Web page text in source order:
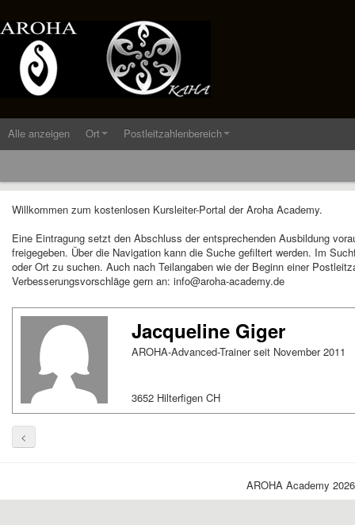
Alle anzeigen Ort Postleitzahlenbereich
Willkommen zum kostenlosen Kursleiter-Portal der Aroha Academy.
Eine Eintragung setzt den Abschluss der entsprechenden Ausbildung
freigegeben. Über die Navigation kann die Suche gefiltert werden. Im
oder Ort zu suchen. Auch nach Teilangaben wie der Beginn einer
Verbesserungsvorschläge gern an: info@aroha-academy.de
Jacqueline Giger
AROHA-Advanced-Trainer seit November 2011
3652 Hilterfigen CH
<
AROHA Academy